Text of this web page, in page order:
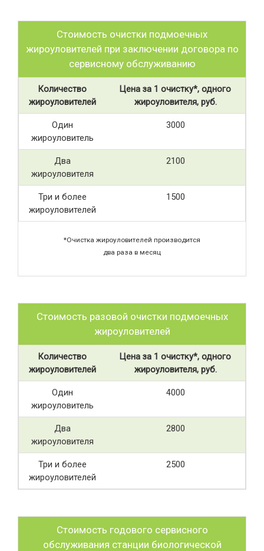
Стоимость очистки подмоечных
жироуловителей при заключении договора по
сервисному обслуживанию
Количество
жироуловителей
Цена за 1 очистку*, одного
жироуловителя, руб.
Один
жироуловитель
3000
Два
жироуловителя
2100
Три и более
жироуловителей
1500
*Очистка жироуловителей производится
два раза в месяц
Стоимость разовой очистки подмоечных
жироуловителей
Количество
жироуловителей
Цена за 1 очистку*, одного
жироуловителя, руб.
Один
жироуловитель
4000
Два
жироуловителя
2800
Три и более
жироуловителей
2500
Стоимость годового сервисного
обслуживания станции биологической